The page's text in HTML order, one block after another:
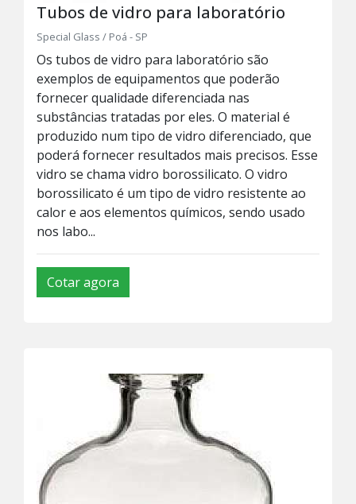
Tubos de vidro para laboratório
Special Glass / Poá - SP
Os tubos de vidro para laboratório são
exemplos de equipamentos que poderão
fornecer qualidade diferenciada nas
substâncias tratadas por eles. O material é
produzido num tipo de vidro diferenciado, que
poderá fornecer resultados mais precisos. Esse
vidro se chama vidro borossilicato. O vidro
borossilicato é um tipo de vidro resistente ao
calor e aos elementos químicos, sendo usado
nos labo...
Cotar agora